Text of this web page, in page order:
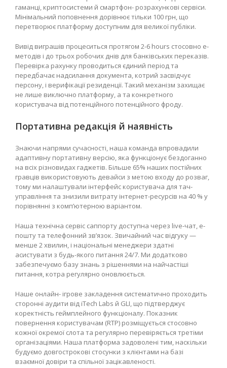
гаманці, криптосистеми й смартфон- розрахункові сервіси.
Мінімальний поповнення дорівнює тільки 100 грн, що
перетворює платформу доступним для великої публіки.
Вивід виграшів процеситься протягом 2-6 hours стосовно е-
методів і до трьох робочих днів для банківських переказів.
Перевірка рахунку проводиться єдиний період та
передбачає надсилання документа, котрий засвідчує
персону, і верифікації резиденції. Такий механізм захищає
не лише виключно платформу, а та конкретного
користувача від потенційного потенційного фроду.
Портативна редакція й наявність
Знаючи напрями сучасності, наша команда впровадили
адаптивну портативну версію, яка функціонує бездоганно
на всіх різновидах гаджетів. Більше 65% наших постійних
гравців використовують девайси з метою входу до розваг,
тому ми налаштували інтерфейс користувача для тач-
управління та знизили витрату інтернет-ресурсів на 40 % у
порівнянні з комп’ютерною варіантом.
Наша технічна сервіс саппорту доступна через live-чат, e-
пошту та телефонний зв’язок. Звичайний час відгуку —
менше 2 хвилин, і національні менеджери здатні
асистувати з будь-якого питання 24/7. Ми додатково
забезпечуємо базу знань з рішеннями на найчастіші
питання, котра регулярно оновлюється.
Наше онлайн- ігрове закладення систематично проходить
сторонні аудити від iTech Labs й GLI, що підтверджує
коректність геймплейного функціоналу. Показник
повернення користувачам (RTP) розміщується стосовно
кожної окремої слота та регулярно перевіряється третіми
організаціями. Наша платформа задоволені тим, наскільки
будуємо довгострокові стосунки з клієнтами на базі
взаємної довіри та спільної зацікавленості.